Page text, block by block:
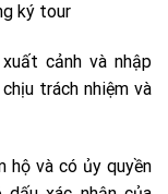
ký tour
cảnh và nhập
trách nhiệm và
hộ và có ủy quyền